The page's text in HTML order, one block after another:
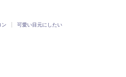
ン 可愛い目元にしたい